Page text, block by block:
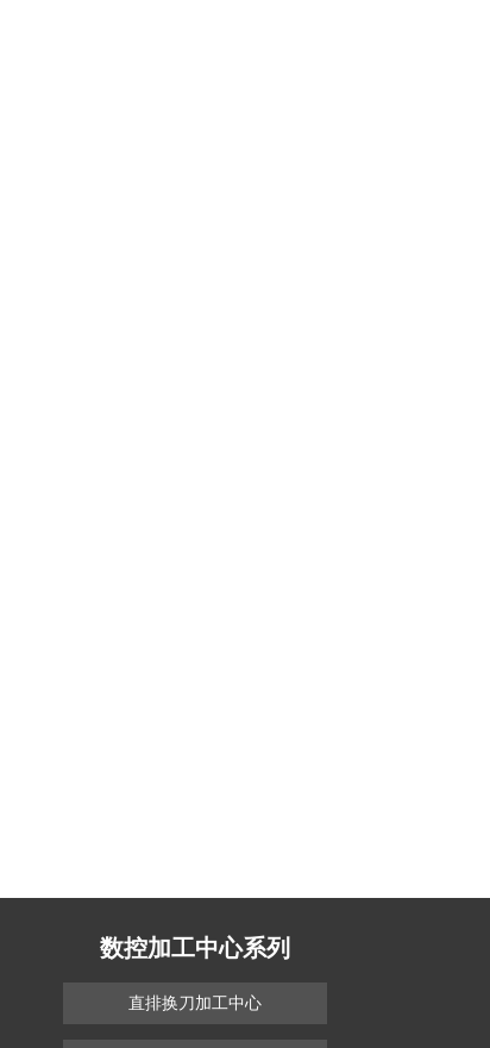
数控加工中心系列
直排换刀加工中心